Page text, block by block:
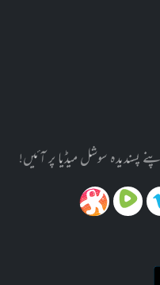
سوشل میڈیا پر آئیں!